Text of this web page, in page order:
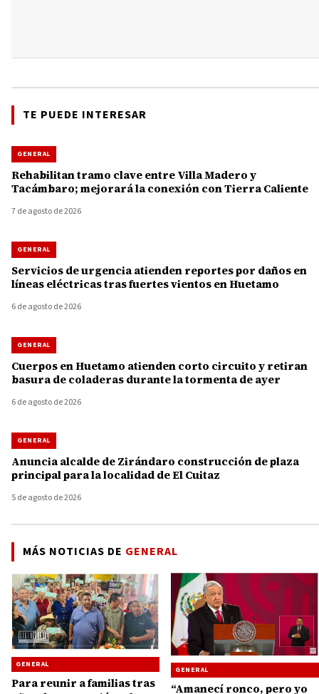
TE PUEDE INTERESAR
GENERAL
Rehabilitan tramo clave entre Villa Madero y
Tacámbaro; mejorará la conexión con Tierra Caliente
7 de agosto de 2026
GENERAL
Servicios de urgencia atienden reportes por daños en
líneas eléctricas tras fuertes vientos en Huetamo
6 de agosto de 2026
GENERAL
Cuerpos en Huetamo atienden corto circuito y retiran
basura de coladeras durante la tormenta de ayer
6 de agosto de 2026
GENERAL
Anuncia alcalde de Zirándaro construcción de plaza
principal para la localidad de El Cuitaz
5 de agosto de 2026
MÁS NOTICIAS DE GENERAL
GENERAL
Para reunir a familias tras
GENERAL
“Amanecí ronco, pero yo